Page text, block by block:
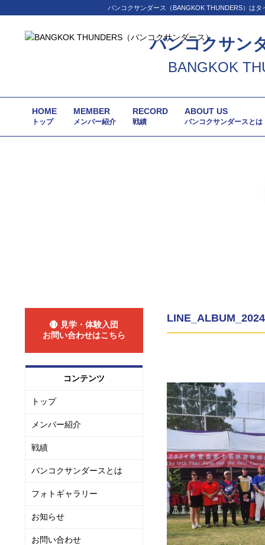
バンコクサンダース（BANGKOK THUNDERS）は
バンコクサン
BANGKOK
HOME
トップ
MEMBER
メンバー紹介
RECORD
戦績
ABOUT US
バンコクサンダースとは
見学・体験入団
お問い合わせはこちら
コンテンツ
トップ
メンバー紹介
戦績
バンコクサンダースとは
フォトギャラリー
お知らせ
お問い合わせ